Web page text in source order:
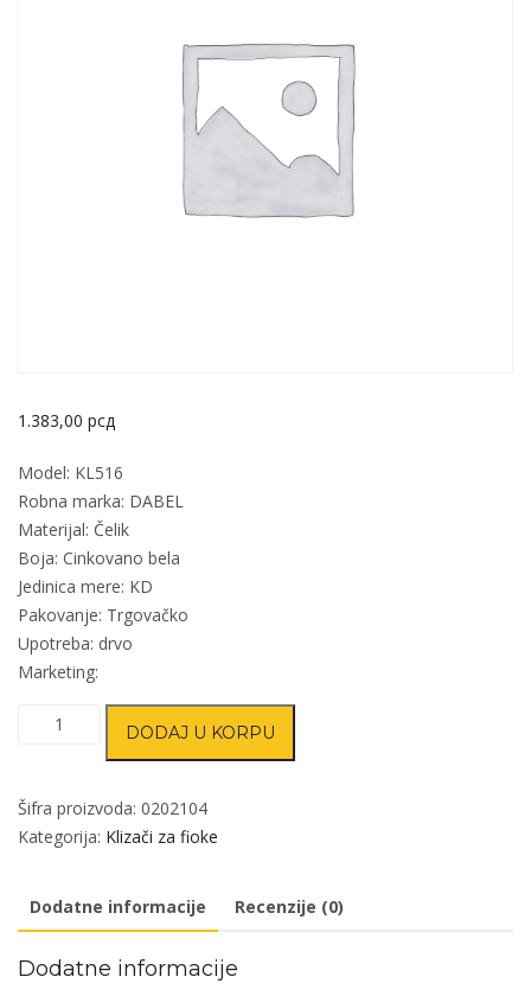
1.383,00 рсд
Model: KL516
Robna marka: DABEL
Materijal: Čelik
Boja: Cinkovano bela
Jedinica mere: KD
Pakovanje: Trgovačko
Upotreba: drvo
Marketing:
Klizač
ZnB
350mm
DODAJ U KORPU
Šifra proizvoda: 0202104
Kategorija: Klizači za fioke
Dodatne informacije Recenzije (0)
Dodatne informacije